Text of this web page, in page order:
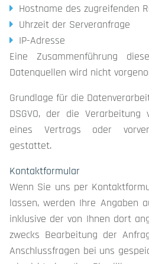
Hostname des zugreifenden
Uhrzeit der Serveranfrage
IP-Adresse
Eine Zusammenführung
Datenquellen wird nicht
Grundlage für die
DSGVO, der die
eines Vertrags oder
gestattet.
Kontaktformular
Wenn Sie uns per
lassen, werden Ihre Angaben
inklusive der von Ihnen dort
zwecks Bearbeitung der
Anschlussfragen bei uns